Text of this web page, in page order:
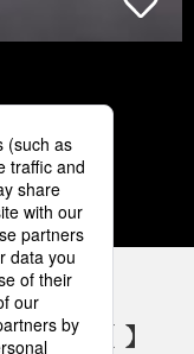
6
カウント